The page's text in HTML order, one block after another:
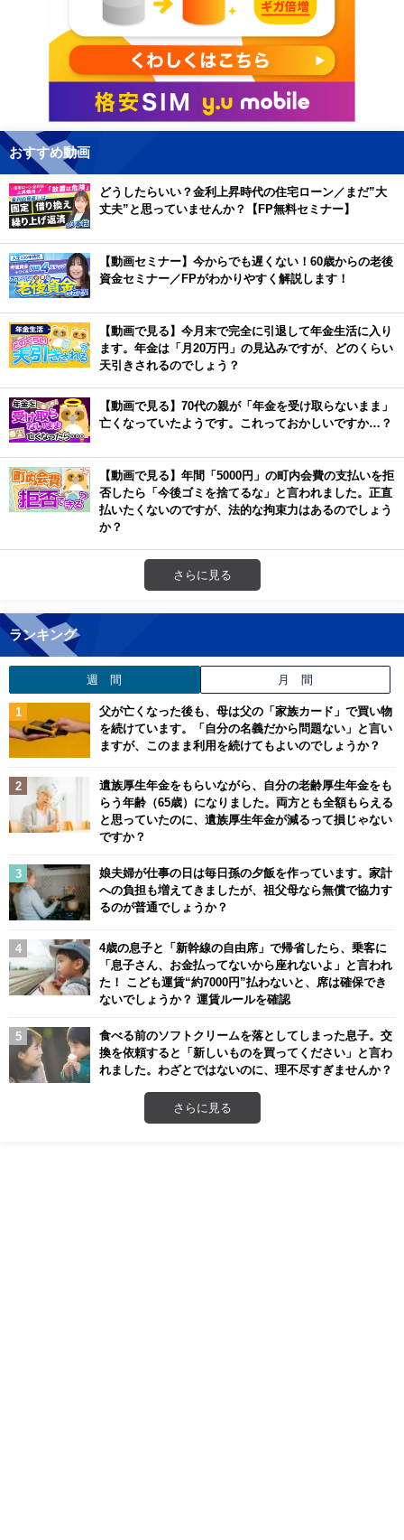
おすすめ動画
どうしたらいい？金利上昇時代の住宅ローン／まだ”大
丈夫”と思っていませんか？【FP無料セミナー】
【動画セミナー】今からでも遅くない！60歳からの老後
資金セミナー／FPがわかりやすく解説します！
【動画で見る】今月末で完全に引退して年金生活に入り
ます。年金は「月20万円」の見込みですが、どのくらい
天引きされるのでしょう？
【動画で見る】70代の親が「年金を受け取らないまま」
亡くなっていたようです。これっておかしいですか…？
【動画で見る】年間「5000円」の町内会費の支払いを拒
否したら「今後ゴミを捨てるな」と言われました。正直
払いたくないのですが、法的な拘束力はあるのでしょう
か？
さらに見る
ランキング
週 間 月 間
父が亡くなった後も、母は父の「家族カード」で買い物
を続けています。「自分の名義だから問題ない」と言い
ますが、このまま利用を続けてもよいのでしょうか？
遺族厚生年金をもらいながら、自分の老齢厚生年金をも
らう年齢（65歳）になりました。両方とも全額もらえる
と思っていたのに、遺族厚生年金が減るって損じゃない
ですか？
娘夫婦が仕事の日は毎日孫の夕飯を作っています。家計
への負担も増えてきましたが、祖父母なら無償で協力す
るのが普通でしょうか？
4歳の息子と「新幹線の自由席」で帰省したら、乗客に
「息子さん、お金払ってないから座れないよ」と言われ
た！ こども運賃“約7000円”払わないと、席は確保でき
ないでしょうか？ 運賃ルールを確認
食べる前のソフトクリームを落としてしまった息子。交
換を依頼すると「新しいものを買ってください」と言わ
れました。わざとではないのに、理不尽すぎませんか？
さらに見る